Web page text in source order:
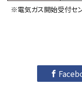
※電気ガス開始受付セ